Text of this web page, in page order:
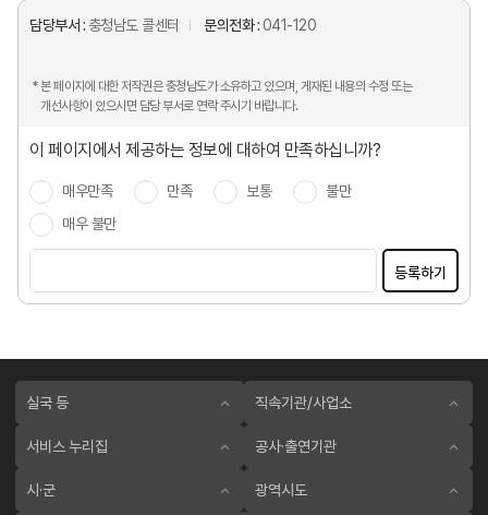
담당부서 : 충청남도 콜센터 문의전화 : 041-120
* 본 페이지에 대한 저작권은 충청남도가 소유하고 있으며, 게재된 내용의 수정 또는
개선사항이 있으시면 담당 부서로 연락 주시기 바랍니다.
이 페이지에서 제공하는 정보에 대하여 만족하십니까?
매우만족 만족 보통
불만
매우 불만
등록하기
실국 등 직속기관/사업소
서비스 누리집 공사·출연기관
시·군 광역시도